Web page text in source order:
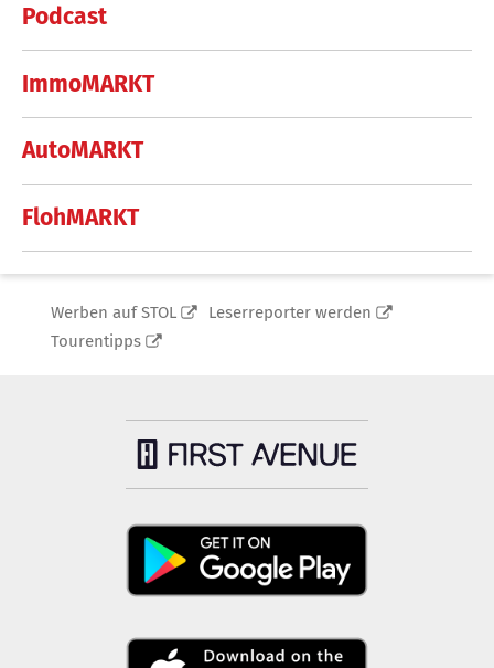
Podcast
ImmoMARKT
AutoMARKT
FlohMARKT
Werben auf STOL
Leserreporter werden
Tourentipps